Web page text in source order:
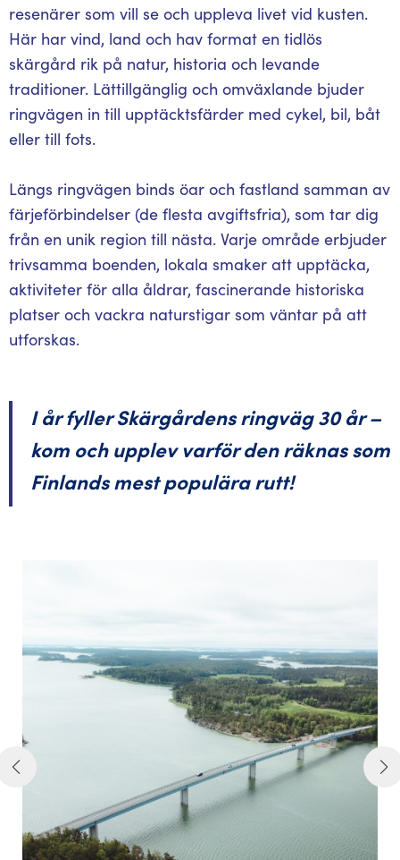
resenärer som vill se och uppleva livet vid kusten.
Här har vind, land och hav format en tidlös
skärgård rik på natur, historia och levande
traditioner. Lättillgänglig och omväxlande bjuder
ringvägen in till upptäcktsfärder med cykel, bil, båt
eller till fots.
Längs ringvägen binds öar och fastland samman av
färjeförbindelser (de flesta avgiftsfria), som tar dig
från en unik region till nästa. Varje område erbjuder
trivsamma boenden, lokala smaker att upptäcka,
aktiviteter för alla åldrar, fascinerande historiska
platser och vackra naturstigar som väntar på att
utforskas.
I år fyller Skärgårdens ringväg 30 år –
kom och upplev varför den räknas som
Finlands mest populära rutt!